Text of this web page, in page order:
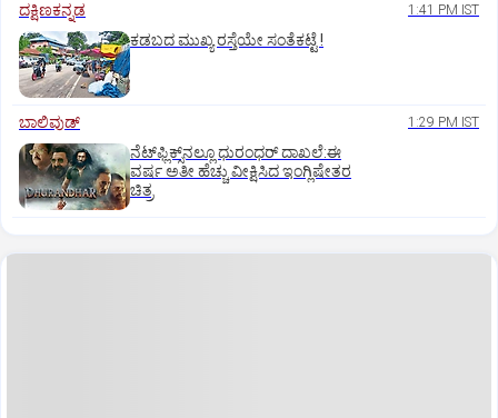
ದಕ್ಷಿಣಕನ್ನಡ 1:41 PM IST
ಕಡಬದ ಮುಖ್ಯ ರಸ್ತೆಯೇ ಸಂತೆಕಟ್ಟೆ !
ಬಾಲಿವುಡ್‌ 1:29 PM IST
ನೆಟ್‌ಫ್ಲಿಕ್ಸ್‌ನಲ್ಲೂ ಧುರಂಧರ್‌ ದಾಖಲೆ:ಈ
ವರ್ಷ ಅತೀ ಹೆಚ್ಚು ವೀಕ್ಷಿಸಿದ ಇಂಗ್ಲಿಷೇತರ
ಚಿತ್ರ